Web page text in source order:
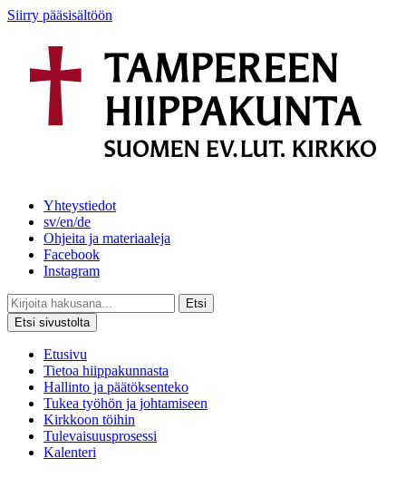
Siirry pääsisältöön
Yhteystiedot
sv/en/de
Ohjeita ja materiaaleja
Facebook
Instagram
Etsi
Etsi sivustolta
Etusivu
Tietoa hiippakunnasta
Hallinto ja päätöksenteko
Tukea työhön ja johtamiseen
Kirkkoon töihin
Tulevaisuusprosessi
Kalenteri